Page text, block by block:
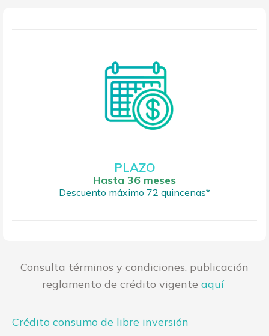
PLAZO
Hasta 36 meses
Descuento máximo 72 quincenas*
Consulta términos y condiciones, publicación
reglamento de crédito vigente aquí
Crédito consumo de libre inversión